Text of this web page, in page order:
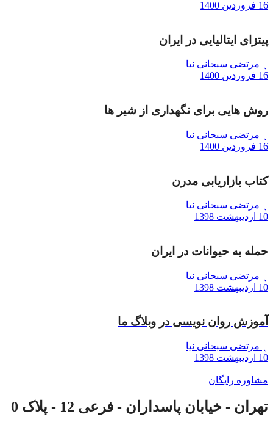
16 فروردین 1400
پیتزای ایتالیایی در ایران
مرتضی سبحانی نیا
16 فروردین 1400
روش هایی برای نگهداری از شیر ها
مرتضی سبحانی نیا
16 فروردین 1400
کتاب بازاریابی مدرن
مرتضی سبحانی نیا
10 اردیبهشت 1398
حمله به حیوانات در ایران
مرتضی سبحانی نیا
10 اردیبهشت 1398
آموزش روان نویسی در وبلاگ ما
مرتضی سبحانی نیا
10 اردیبهشت 1398
مشاوره رایگان
تهران - خیابان پاسداران - فرعی 12 - پلاک 0